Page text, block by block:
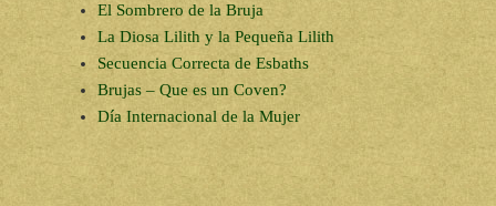
El Sombrero de la Bruja
La Diosa Lilith y la Pequeña Lilith
Secuencia Correcta de Esbaths
Brujas – Que es un Coven?
Día Internacional de la Mujer